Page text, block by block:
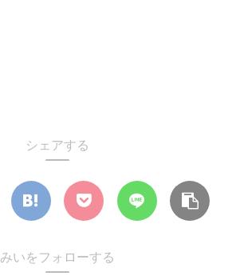
シェアする
みいをフォローする